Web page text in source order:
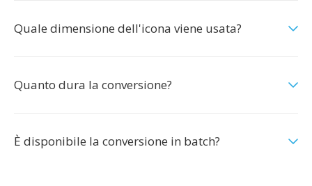
Quale dimensione dell'icona viene usata?
Quanto dura la conversione?
È disponibile la conversione in batch?